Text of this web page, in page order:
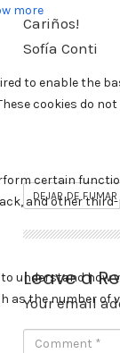
Cariños!
Sofía Conti
DEJAR DE
Leave a
Your email